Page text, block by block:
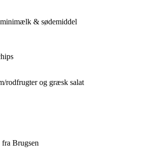
& sødemiddel
rodfrugter og græsk salat
fra Brugsen